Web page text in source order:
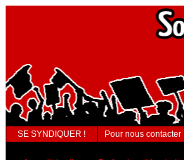
SE SYNDIQUER ! Pour nous contacter